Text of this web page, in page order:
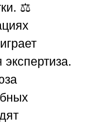
⚖️
экспертиза.